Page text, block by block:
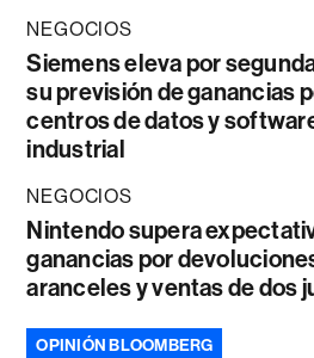
NEGOCIOS
Siemens eleva por
su previsión de ganancias
centros de datos y
industrial
NEGOCIOS
Nintendo supera
ganancias por
aranceles y ventas de dos
OPINIÓN BLOOMBERG